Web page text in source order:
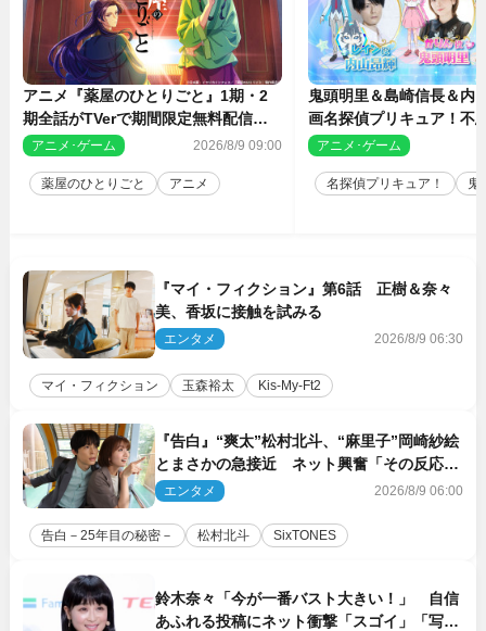
アニメ『薬屋のひとりごと』1期・2
期全話がTVerで期間限定無料配信決
定アニメ･ゲーム 2026/8/9 09:00
薬屋のひとりごと アニメ
鬼頭明里＆島崎信長＆内
画名探偵プリキュア！不
人の秘密』ゲスト声優に
アニメ･ゲーム
名探偵プリキュア！ 鬼
『マイ・フィクション』第6話 正樹＆奈々
美、香坂に接触を試みる
エンタメ 2026/8/9 06:30
マイ・フィクション 玉森裕太 Kis‐My‐Ft2
『告白』“爽太”松村北斗、“麻里子”岡崎紗絵
とまさかの急接近 ネット興奮「その反応
は」「いいの!?」（ネタバレあり）
エンタメ 2026/8/9 06:00
告白－25年目の秘密－ 松村北斗 SixTONES
鈴木奈々「今が一番バスト大きい！」 自信
あふれる投稿にネット衝撃「スゴイ」「写真